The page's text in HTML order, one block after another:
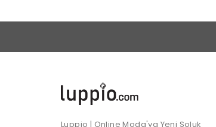
Luppio | Online Moda'ya Yeni Soluk